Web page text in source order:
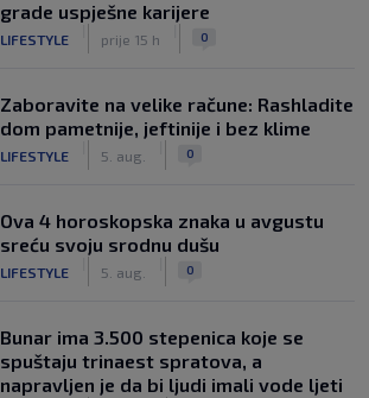
grade uspješne karijere
LIFESTYLE prije 15 h 0
Zaboravite na velike račune: Rashladite
dom pametnije, jeftinije i bez klime
LIFESTYLE 5. aug. 0
Ova 4 horoskopska znaka u avgustu
sreću svoju srodnu dušu
LIFESTYLE 5. aug. 0
Bunar imа 3.500 stepenica koje se
spuštaju trinaest spratova, a
napravljen je da bi ljudi imali vode ljeti